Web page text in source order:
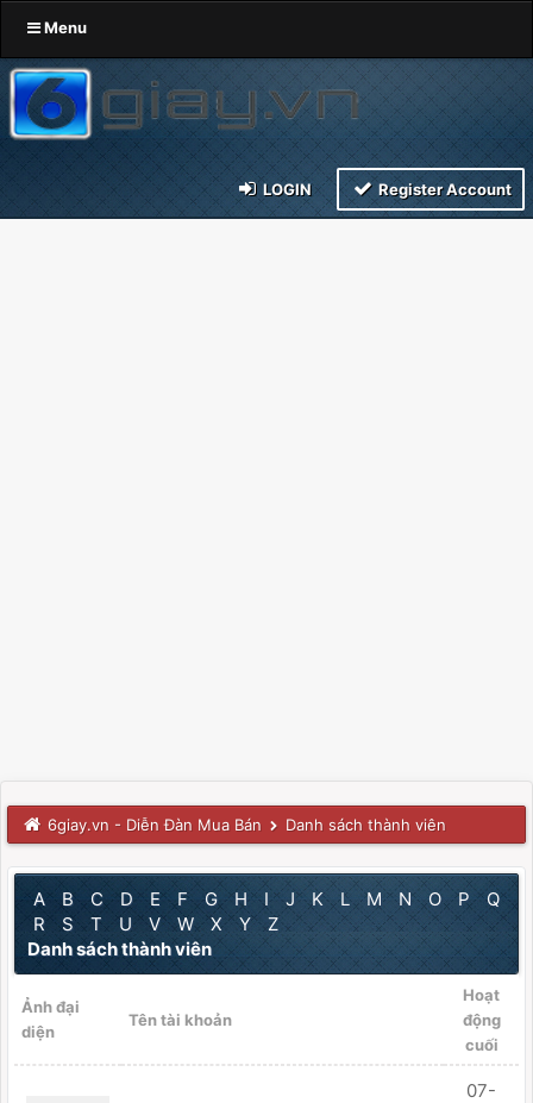
Menu
LOGIN Register Account
6giay.vn - Diễn Đàn Mua Bán Danh sách thành viên
A B C D E F G H I J K L M N O P
Q
R
S T U V W X Y
Z
Danh sách thành viên
Ảnh đại
diện
Tên tài khoản
Hoạt
động
cuối
07-